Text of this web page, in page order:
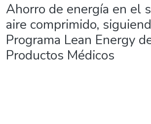
Ahorro de energía en el
aire comprimido,
Programa Lean Energy
Productos Médicos